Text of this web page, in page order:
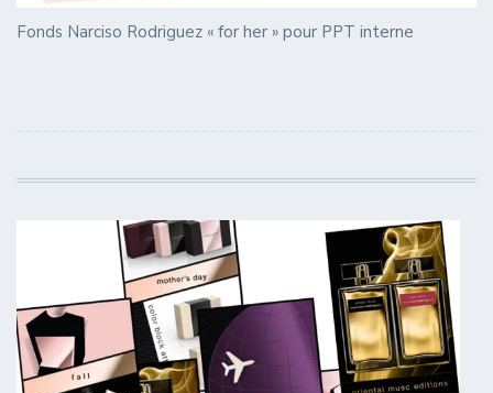
Fonds Narciso Rodriguez « for her » pour PPT interne